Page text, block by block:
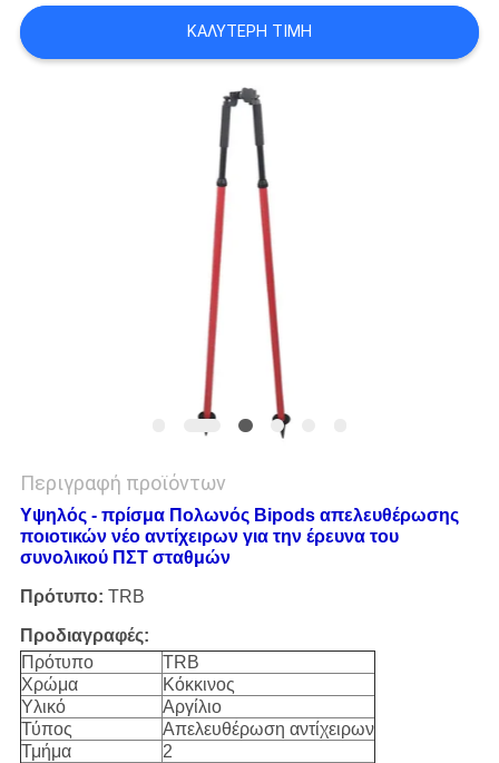
PRIVACY
ΚΑΛΎΤΕΡΗ ΤΙΜΉ
Περιγραφή προϊόντων
Υψηλός - πρίσμα Πολωνός Bipods απελευθέρωσης
ποιοτικών νέο αντίχειρων για την έρευνα του
συνολικού ΠΣΤ σταθμών
Πρότυπο: TRB
Προδιαγραφές:
Πρότυπο
TRB
Χρώμα
Κόκκινος
Υλικό
Αργίλιο
Τύπος
Απελευθέρωση αντίχειρων
Τμήμα
2